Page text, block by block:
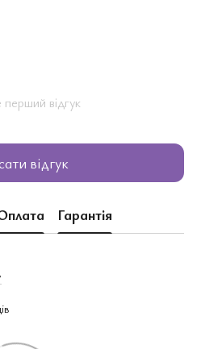
відгук
відгук
Гарантія